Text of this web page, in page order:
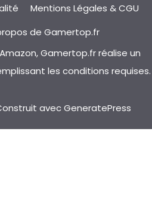
Mentions Légales & CGU
de Gamertop.fr
Gamertop.fr réalise un
les conditions requises.
avecGeneratePress